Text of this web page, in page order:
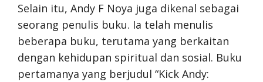
Selain itu, Andy F Noya juga dikenal sebagai
seorang penulis buku. Ia telah menulis
beberapa buku, terutama yang berkaitan
dengan kehidupan spiritual dan sosial. Buku
pertamanya yang berjudul “Kick Andy: